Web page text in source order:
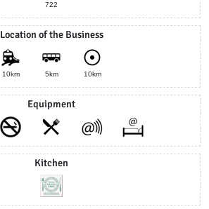
722
Location of the Business
10km 5km 10km
Equipment
Kitchen